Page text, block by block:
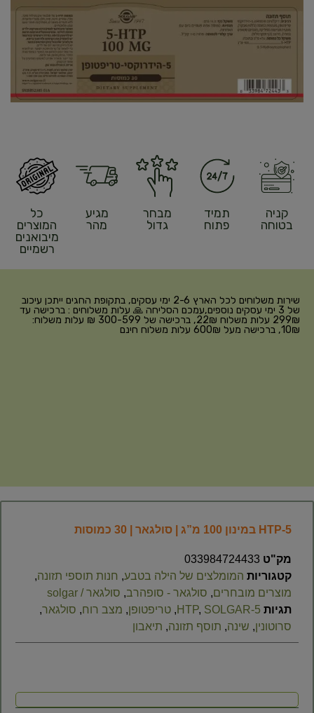
קניה
בטוחה
תמיד
פתוח
מבחר
גדול
מגיע
מהר
כל
המוצרים
מיבואנים
רשמיים
שירות משלוחים לכל הארץ 2-6 ימי עסקים, בתקופת החגים ייתכן עיכוב
של 3 ימי עסקים נוספים,עמכם הסליחה 🙏 עלות משלוחים : ברכישה עד
299₪ עלות משלוח 22₪, ברכישה של 300-599 ₪ עלות משלוח:
10₪, ברכישה מעל 600₪ עלות משלוח חינם
5-HTP במינון 100 מ”ג | סולגאר | 30 כמוסות
מק"ט 033984724433
קטגוריות המומלצים של הילה בטבע, חנות תוספי תזונה,
מוצרים מובחרים, סולגאר - סופהרב, סולגאר / solgar
תגיות 5-HTP
, SOLGAR
, טריפטופן, מצב רוח, סולגאר,
סרוטונין, שינה, תוסף תזונה, תיאבון